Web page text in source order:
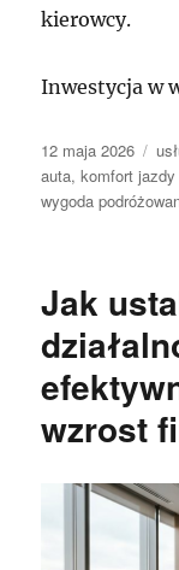
kierowcy.
Inwestycja w
Data
publikacji
12 maja 2026
auta,komfort
wygoda
Jak
wzrost